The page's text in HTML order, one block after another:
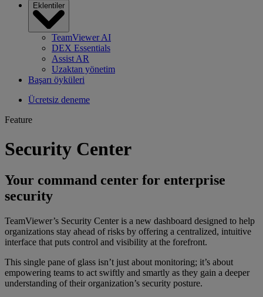
Eklentiler
TeamViewer AI
DEX Essentials
Assist AR
Uzaktan yönetim
Başarı öyküleri
Ücretsiz deneme
Feature
Security Center
Your command center for enterprise
security
TeamViewer’s Security Center is a new dashboard designed to help
organizations stay ahead of risks by offering a centralized, intuitive
interface that puts control and visibility at the forefront.
This single pane of glass isn’t just about monitoring; it’s about
empowering teams to act swiftly and smartly as they gain a deeper
understanding of their organization’s security posture.